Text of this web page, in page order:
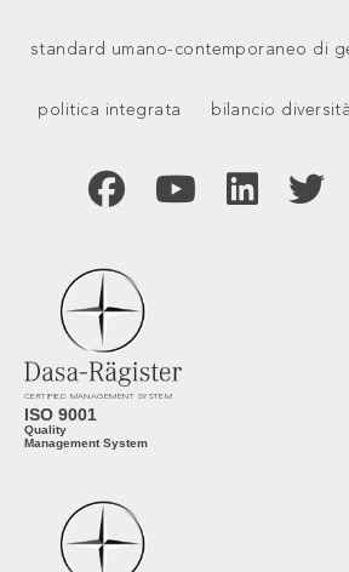
standard umano-contemporaneo di
politica integrata bilancio
CERTIFIED MANAGEMENT SYSTEM
ISO 9001
Quality
Management System